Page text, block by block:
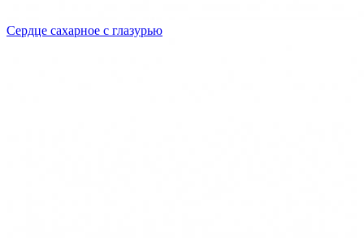
Сердце сахарное с глазурью